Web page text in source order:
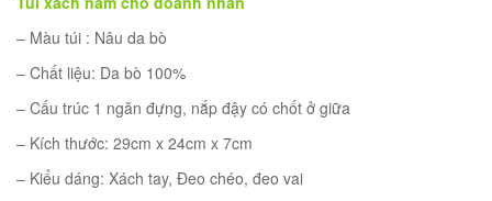
– Màu túi : Nâu da bò
– Chất liệu: Da bò 100%
– Cấu trúc 1 ngăn đựng, nắp đậy có chốt ở giữa
– Kích thước: 29cm x 24cm x 7cm
– Kiểu dáng: Xách tay, Đeo chéo, đeo vai